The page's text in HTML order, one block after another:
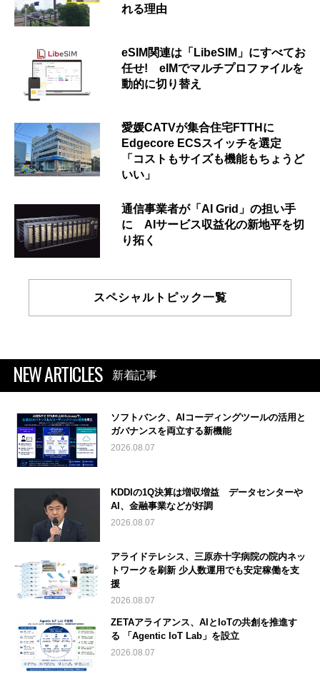
れる理由
eSIM関連は「LibeSIM」にすべてお
任せ! eIMでマルチプロファイルを
動的に切り替え
愛媛CATVが集合住宅FTTHに
Edgecore ECSスイッチを選定
「コストもサイズも機能もちょうど
いい」
通信事業者が「AI Grid」の担い手
に AIサービス収益化の新地平を切
り拓く
スペシャルトピック一覧
NEW ARTICLES 新着記事
ソフトバンク、AIコーディングツールの活用と
ガバナンスを両立する新機能
2026.08.07
KDDIの1Q決算は増収増益 データセンターや
AI、金融事業などが好調
2026.08.07
アライドテレシス、三原赤十字病院の院内ネッ
トワークを刷新 少人数運用でも安定稼働を支
援
2026.08.07
ZETAアライアンス、AIとIoTの共創を推進す
る 「Agentic IoT Lab」を設立
2026.08.07